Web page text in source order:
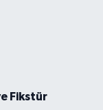
Fikstür